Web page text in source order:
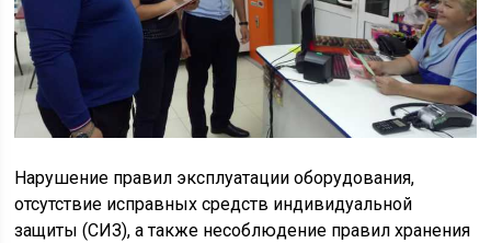
Нарушение правил эксплуатации оборудования,
отсутствие исправных средств индивидуальной
защиты (СИЗ), а также несоблюдение правил хранения